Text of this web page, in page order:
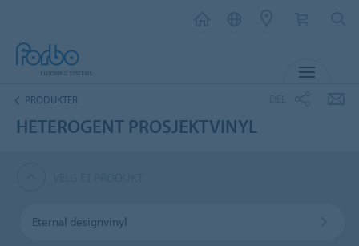
PRODUKTER
HETEROGENT PROSJEKTVINYL
Eternal designvinyl